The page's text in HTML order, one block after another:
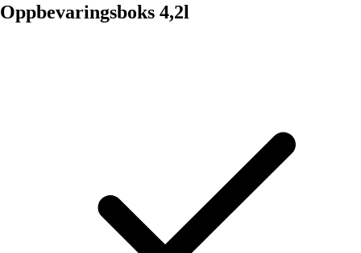
Oppbevaringsboks 4,2l